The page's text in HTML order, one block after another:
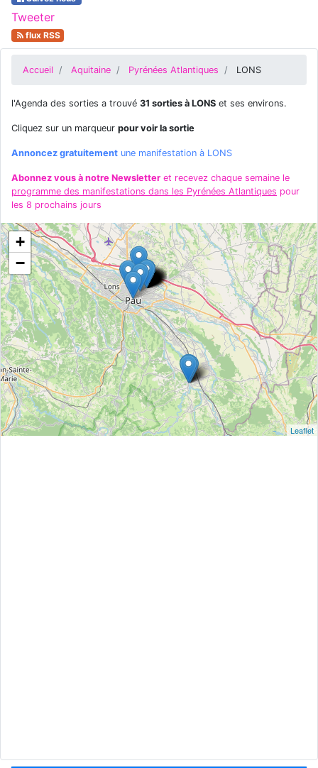
Tweeter
flux RSS
Accueil Aquitaine Pyrénées Atlantiques LONS
l'Agenda des sorties a trouvé 31 sorties à LONS et ses environs.
Cliquez sur un marqueur pour voir la sortie
Annoncez gratuitement une manifestation à LONS
Abonnez vous à notre Newsletter et recevez chaque semaine le
programme des manifestations dans les Pyrénées Atlantiques pour
les 8 prochains jours
+
−
Leaflet